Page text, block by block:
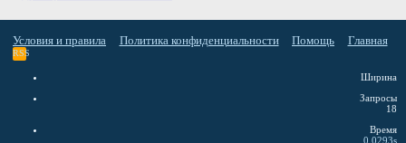
Условия и правила Политика конфиденциальности Помощь Главная
RSS
Ширина
Запросы
18
Время
0.0293s